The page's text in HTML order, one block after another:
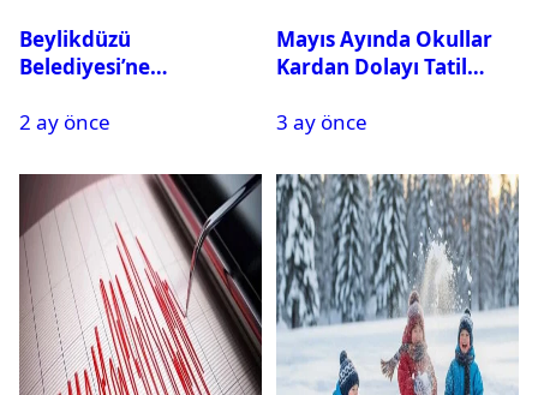
Beylikdüzü
Belediyesi’ne
Gözaltına Alındı
2 ay önce
Mayıs Ayında Okullar
Kardan Dolayı Tatil
3 ay önce